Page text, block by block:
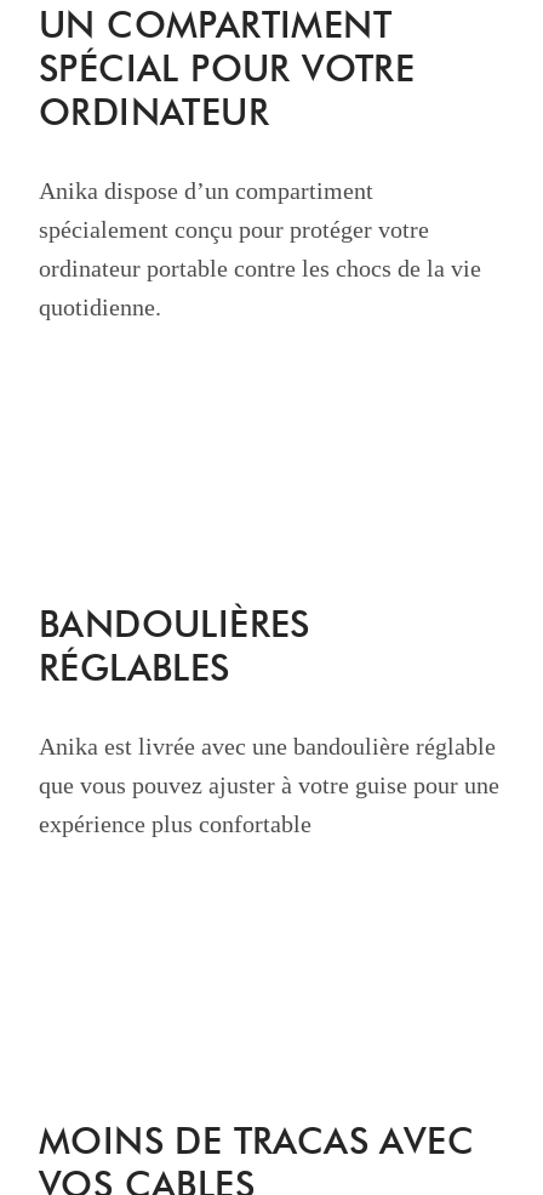
UN COMPARTIMENT
SPÉCIAL POUR VOTRE
ORDINATEUR
Anika dispose d’un compartiment
spécialement conçu pour protéger votre
ordinateur portable contre les chocs de la vie
quotidienne.
BANDOULIÈRES
RÉGLABLES
Anika est livrée avec une bandoulière réglable
que vous pouvez ajuster à votre guise pour une
expérience plus confortable
MOINS DE TRACAS AVEC
VOS CABLES